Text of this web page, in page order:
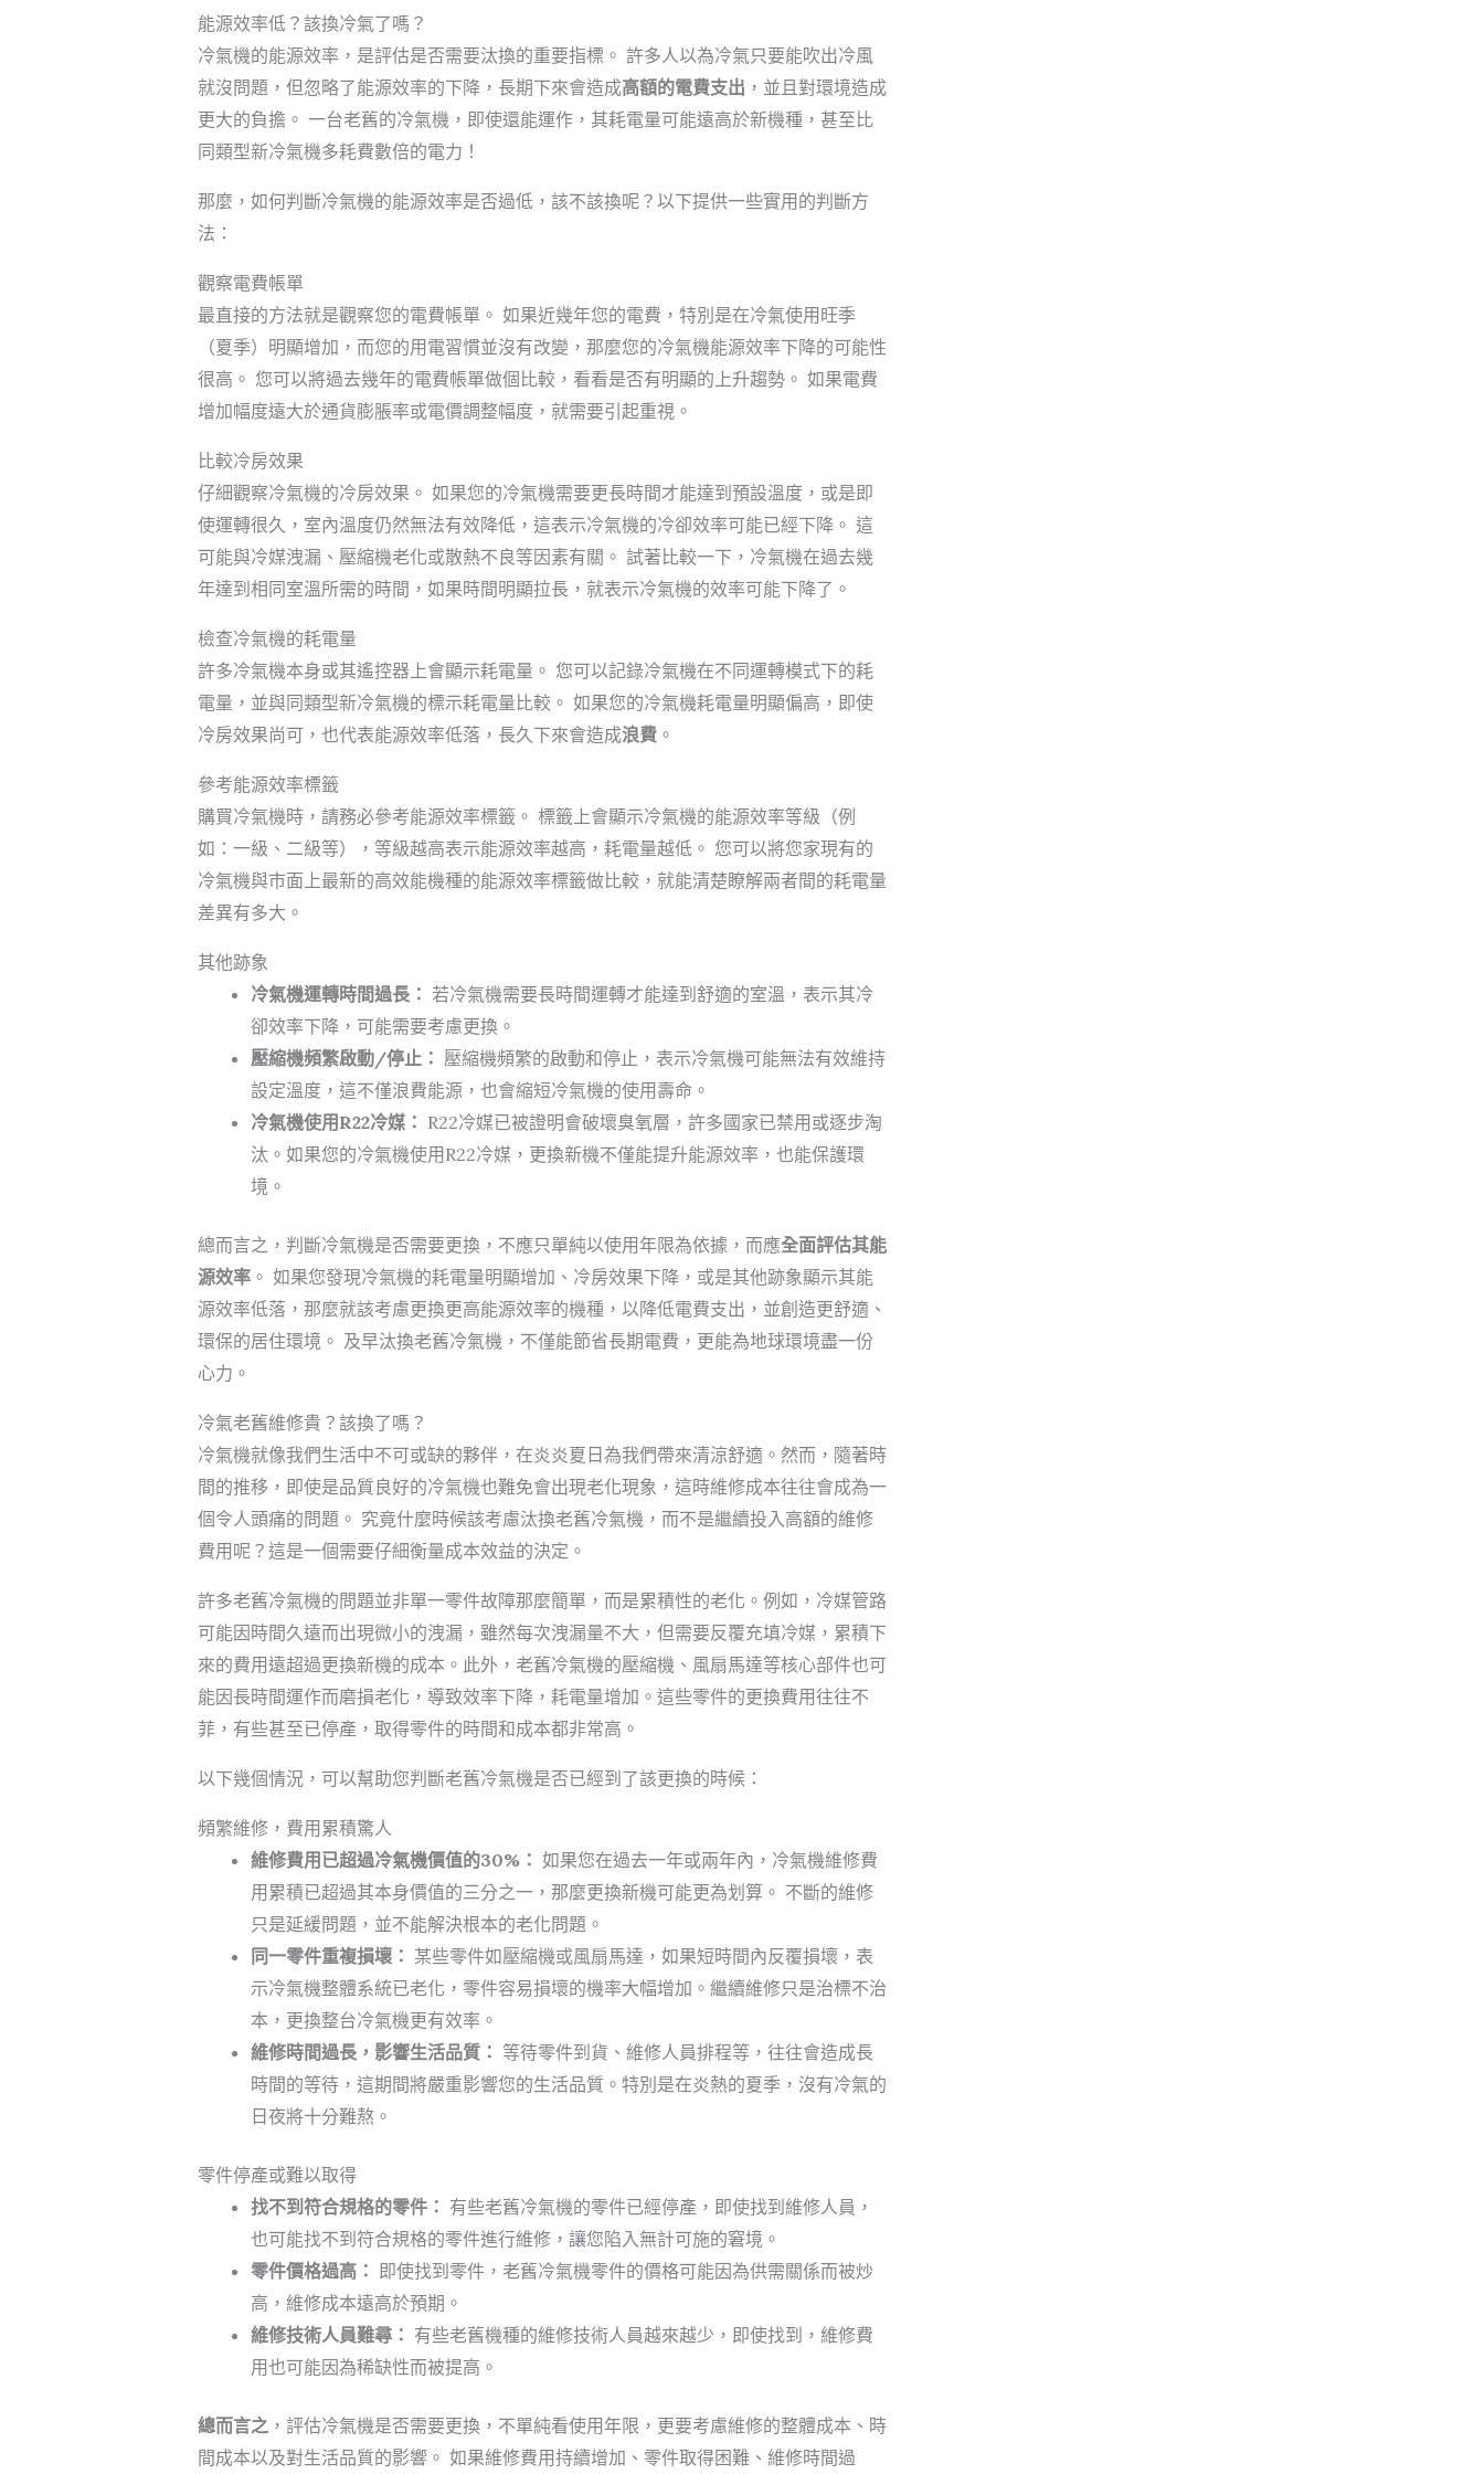
能源效率低？該換冷氣了嗎？
冷氣機的能源效率，是評估是否需要汰換的重要指標。 許多人以為冷氣只要能吹出冷風
就沒問題，但忽略了能源效率的下降，長期下來會造成高額的電費支出 ，並且對環境造成
更大的負擔。 一台老舊的冷氣機，即使還能運作，其耗電量可能遠高於新機種，甚至比
同類型新冷氣機多耗費數倍的電力！
那麼，如何判斷冷氣機的能源效率是否過低，該不該換呢？以下提供一些實用的判斷方
法：
觀察電費帳單
最直接的方法就是觀察您的電費帳單。 如果近幾年您的電費，特別是在冷氣使用旺季
（夏季）明顯增加，而您的用電習慣並沒有改變，那麼您的冷氣機能源效率下降的可能性
很高。 您可以將過去幾年的電費帳單做個比較，看看是否有明顯的上升趨勢。 如果電費
增加幅度遠大於通貨膨脹率或電價調整幅度，就需要引起重視。
比較冷房效果
仔細觀察冷氣機的冷房效果。 如果您的冷氣機需要更長時間才能達到預設溫度，或是即
使運轉很久，室內溫度仍然無法有效降低，這表示冷氣機的冷卻效率可能已經下降。 這
可能與冷媒洩漏、壓縮機老化或散熱不良等因素有關。 試著比較一下，冷氣機在過去幾
年達到相同室溫所需的時間，如果時間明顯拉長，就表示冷氣機的效率可能下降了。
檢查冷氣機的耗電量
許多冷氣機本身或其遙控器上會顯示耗電量。 您可以記錄冷氣機在不同運轉模式下的耗
電量，並與同類型新冷氣機的標示耗電量比較。 如果您的冷氣機耗電量明顯偏高，即使
冷房效果尚可，也代表能源效率低落，長久下來會造成浪費。
參考能源效率標籤
購買冷氣機時，請務必參考能源效率標籤。 標籤上會顯示冷氣機的能源效率等級（例
如：一級、二級等），等級越高表示能源效率越高，耗電量越低。 您可以將您家現有的
冷氣機與市面上最新的高效能機種的能源效率標籤做比較，就能清楚瞭解兩者間的耗電量
差異有多大。
其他跡象
冷氣機運轉時間過長： 若冷氣機需要長時間運轉才能達到舒適的室溫，表示其冷
卻效率下降，可能需要考慮更換。
壓縮機頻繁啟動/停止： 壓縮機頻繁的啟動和停止，表示冷氣機可能無法有效維持
設定溫度，這不僅浪費能源，也會縮短冷氣機的使用壽命。
冷氣機使用R22冷媒： R22冷媒已被證明會破壞臭氧層，許多國家已禁用或逐步淘
汰。如果您的冷氣機使用R22冷媒，更換新機不僅能提升能源效率，也能保護環
境。
總而言之，判斷冷氣機是否需要更換，不應只單純以使用年限為依據，而應全面評估其能
源效率。 如果您發現冷氣機的耗電量明顯增加、冷房效果下降，或是其他跡象顯示其能
源效率低落，那麼就該考慮更換更高能源效率的機種，以降低電費支出，並創造更舒適、
環保的居住環境。 及早汰換老舊冷氣機，不僅能節省長期電費，更能為地球環境盡一份
心力。
冷氣老舊維修貴？該換了嗎？
冷氣機就像我們生活中不可或缺的夥伴，在炎炎夏日為我們帶來清涼舒適。然而，隨著時
間的推移，即使是品質良好的冷氣機也難免會出現老化現象，這時維修成本往往會成為一
個令人頭痛的問題。 究竟什麼時候該考慮汰換老舊冷氣機，而不是繼續投入高額的維修
費用呢？這是一個需要仔細衡量成本效益的決定。
許多老舊冷氣機的問題並非單一零件故障那麼簡單，而是累積性的老化。例如，冷媒管路
可能因時間久遠而出現微小的洩漏，雖然每次洩漏量不大，但需要反覆充填冷媒，累積下
來的費用遠超過更換新機的成本。此外，老舊冷氣機的壓縮機、風扇馬達等核心部件也可
能因長時間運作而磨損老化，導致效率下降，耗電量增加。這些零件的更換費用往往不
菲，有些甚至已停產，取得零件的時間和成本都非常高。
以下幾個情況，可以幫助您判斷老舊冷氣機是否已經到了該更換的時候：
頻繁維修，費用累積驚人
維修費用已超過冷氣機價值的30%： 如果您在過去一年或兩年內，冷氣機維修費
用累積已超過其本身價值的三分之一，那麼更換新機可能更為划算。 不斷的維修
只是延緩問題，並不能解決根本的老化問題。
同一零件重複損壞： 某些零件如壓縮機或風扇馬達，如果短時間內反覆損壞，表
示冷氣機整體系統已老化，零件容易損壞的機率大幅增加。繼續維修只是治標不治
本，更換整台冷氣機更有效率。
維修時間過長，影響生活品質： 等待零件到貨、維修人員排程等，往往會造成長
時間的等待，這期間將嚴重影響您的生活品質。特別是在炎熱的夏季，沒有冷氣的
日夜將十分難熬。
零件停產或難以取得
找不到符合規格的零件： 有些老舊冷氣機的零件已經停產，即使找到維修人員，
也可能找不到符合規格的零件進行維修，讓您陷入無計可施的窘境。
零件價格過高： 即使找到零件，老舊冷氣機零件的價格可能因為供需關係而被炒
高，維修成本遠高於預期。
維修技術人員難尋： 有些老舊機種的維修技術人員越來越少，即使找到，維修費
用也可能因為稀缺性而被提高。
總而言之，評估冷氣機是否需要更換，不單純看使用年限，更要考慮維修的整體成本、時
間成本以及對生活品質的影響。 如果維修費用持續增加、零件取得困難、維修時間過